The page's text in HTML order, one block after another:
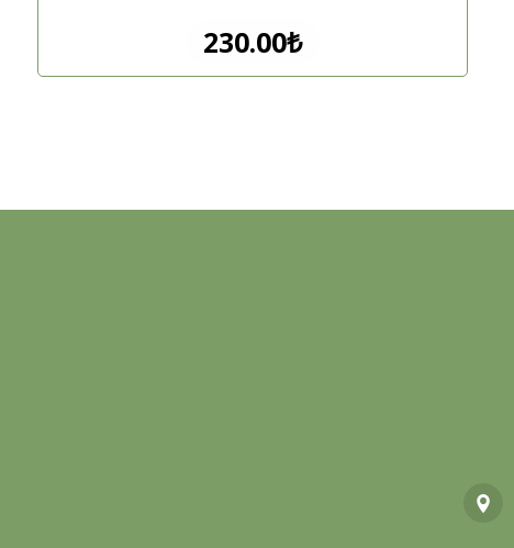
230.00₺